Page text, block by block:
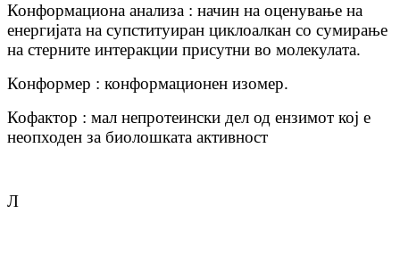
Конформациона анализа : начин на оценување на
енергијата на супституиран циклоалкан со сумирање
на стерните интеракции присутни во молекулата.
Конформер : конформационен изомер.
Кофактор : мал непротеински дел од ензимот кој е
неопходен за биолошката активност
Л